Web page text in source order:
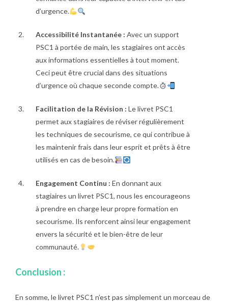
d’urgence.
Accessibilité Instantanée : Avec un support
PSC1 à portée de main, les stagiaires ont accès
aux informations essentielles à tout moment.
Ceci peut être crucial dans des situations
d’urgence où chaque seconde compte.
Facilitation de la Révision : Le livret PSC1
permet aux stagiaires de réviser régulièrement
les techniques de secourisme, ce qui contribue à
les maintenir frais dans leur esprit et prêts à être
utilisés en cas de besoin.
Engagement Continu : En donnant aux
stagiaires un livret PSC1, nous les encourageons
à prendre en charge leur propre formation en
secourisme. Ils renforcent ainsi leur engagement
envers la sécurité et le bien-être de leur
communauté.
Conclusion :
En somme, le livret PSC1 n’est pas simplement un morceau de